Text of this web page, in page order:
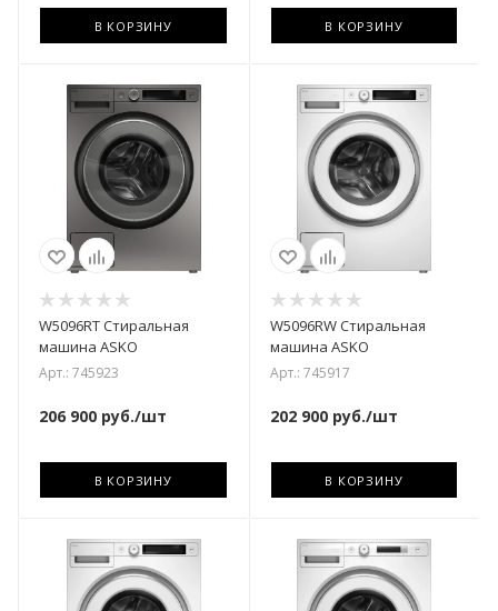
В КОРЗИНУ В КОРЗИНУ
W5096RT Стиральная
машина ASKO
Арт.: 745923
206 900 руб./шт
В КОРЗИНУ
W5096RW Стиральная
машина ASKO
Арт.: 745917
202 900руб./шт
В КОРЗИНУ